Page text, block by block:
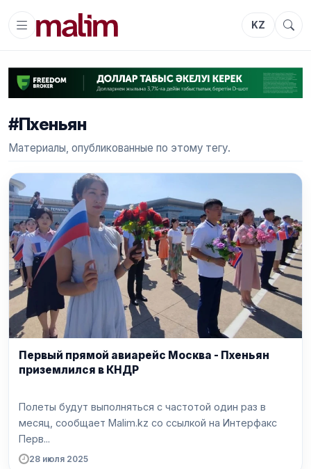
KZ
#Пхеньян
Материалы, опубликованные по этому тегу.
Первый прямой авиарейс Москва - Пхеньян
приземлился в КНДР
Полеты будут выполняться с частотой один раз в
месяц, сообщает Malim.kz со ссылкой на Интерфакс
Перв...
28 июля 2025